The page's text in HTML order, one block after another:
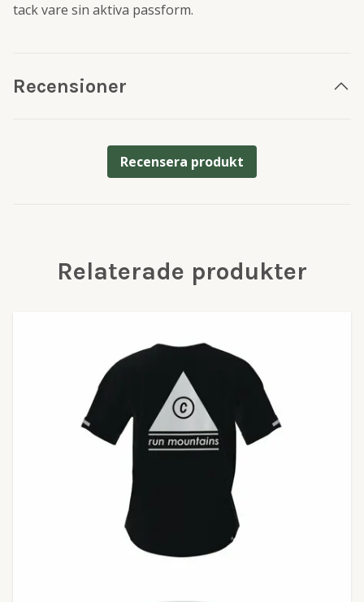
tack vare sin aktiva passform.
Recensioner
Recensera produkt
Relaterade produkter